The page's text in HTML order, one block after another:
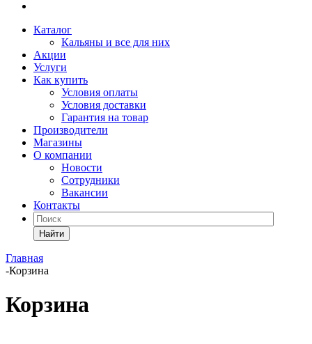
Каталог
Кальяны и все для них
Акции
Услуги
Как купить
Условия оплаты
Условия доставки
Гарантия на товар
Производители
Магазины
О компании
Новости
Сотрудники
Вакансии
Контакты
Найти
Главная
-Корзина
Корзина